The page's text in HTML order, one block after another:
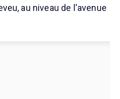
au niveau de l'avenue